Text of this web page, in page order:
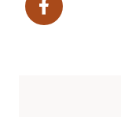
Facebook